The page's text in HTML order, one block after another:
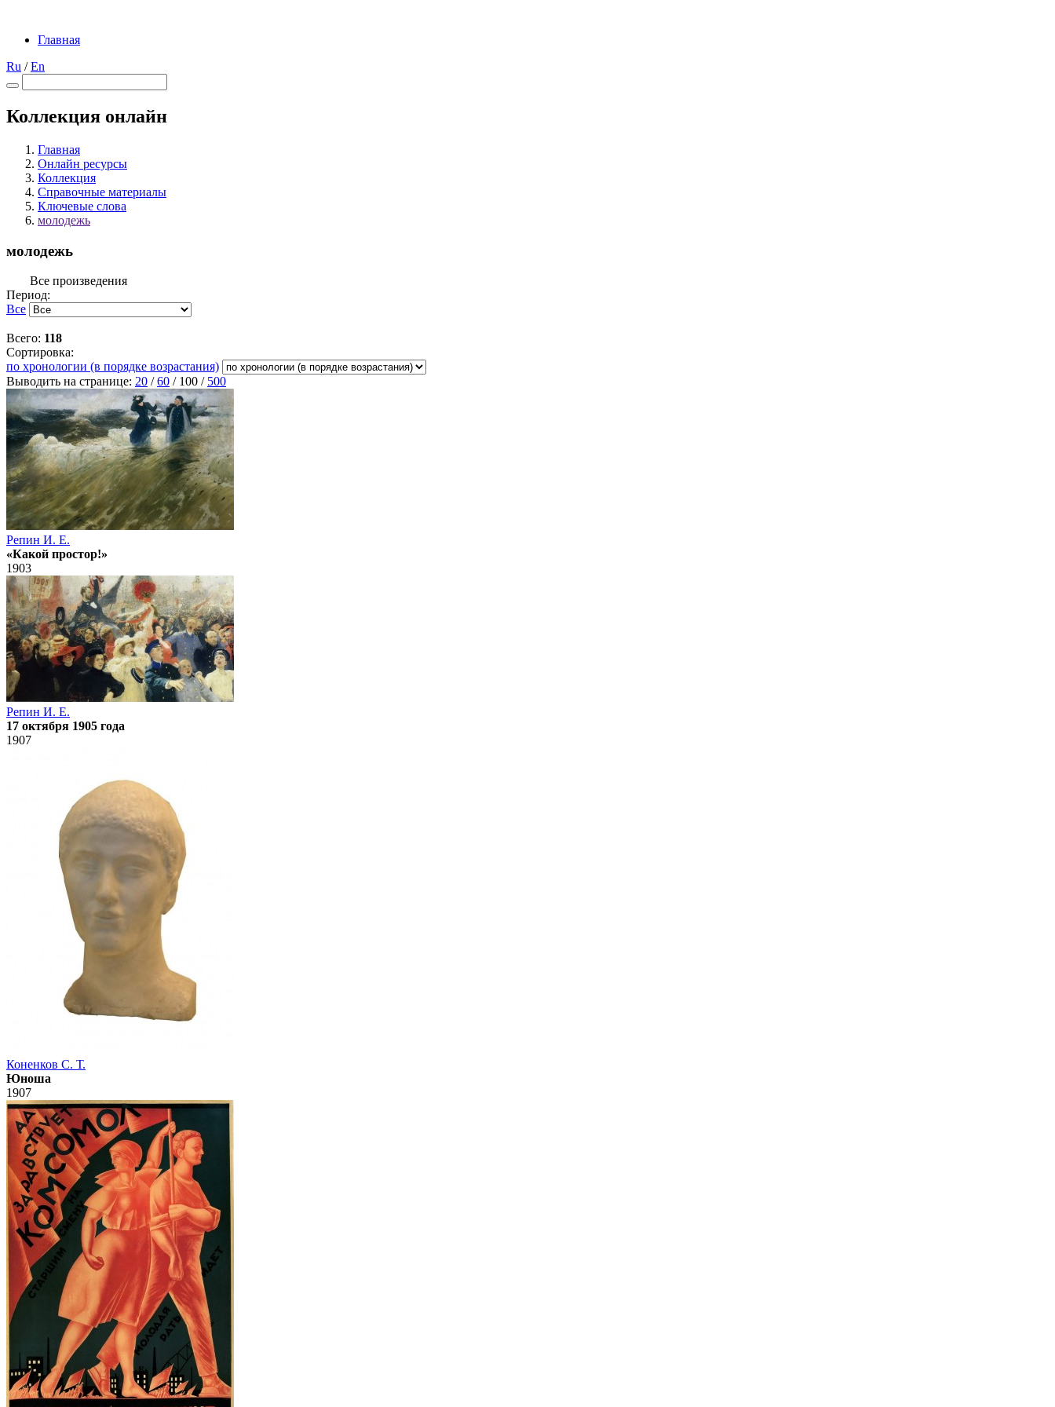
Главная
Ru /En
Коллекция онлайн
Главная
Онлайн ресурсы
Коллекция
Справочные материалы
Ключевые слова
молодежь
молодежь
Все произведения
Период:
Все
Всего: 118
Сортировка:
по хронологии (в порядке возрастания)
Выводить на странице: 20 /60 / 100 / 500
Репин И. Е.
«Какой простор!»
1903
Репин И. Е.
17 октября 1905 года
1907
Коненков С. Т.
Юноша
1907